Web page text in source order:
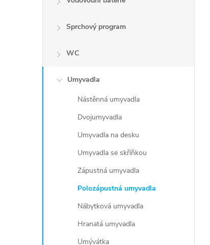
Sprchový program
WC
Umyvadla
Nástěnná umyvadla
Dvojumyvadla
Umyvadla na desku
Umyvadla se skříňkou
Zápustná umyvadla
Polozápustná umyvadla
Nábytková umyvadla
Hranatá umyvadla
Umývátka